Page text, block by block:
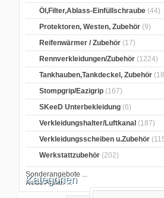
Öl,Filter,Ablass-Einfüllschraube (44)
Protektoren, Westen, Zubehör (9)
Reifenwärmer / Zubehör (17)
Rennverkleidungen/Zubehör (1224)
Tankhauben,Tankdeckel, Zubehör
Stompgrip/Eazigrip (167)
SKeeD Unterbekleidung (6)
Verkleidungshalter/Luftkanal (187)
Verkleidungsscheiben u.Zubehör
Werkstattzubehör (202)
Sonderangebote ...
Neue Artikel ...
Kategorien